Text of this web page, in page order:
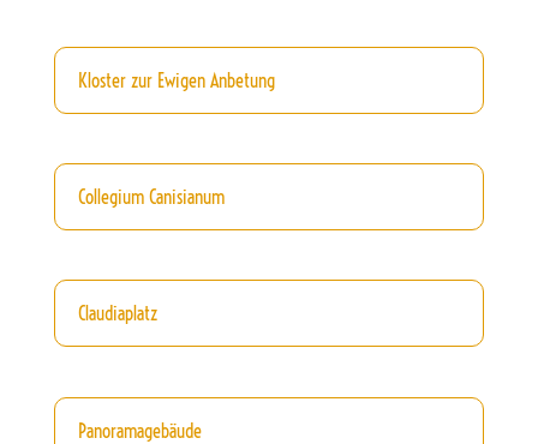
Kloster zur Ewigen Anbetung
Collegium Canisianum
Claudiaplatz
Panoramagebäude